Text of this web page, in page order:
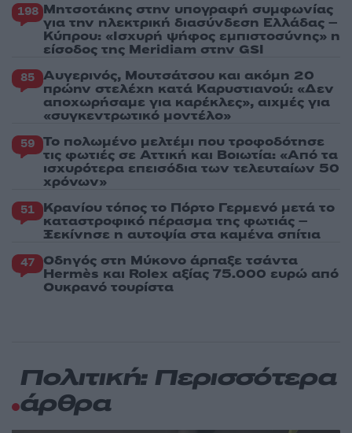
198 Μητσοτάκης στην υπογραφή συμφωνίας
για την ηλεκτρική διασύνδεση Ελλάδας –
Κύπρου: «Ισχυρή ψήφος εμπιστοσύνης» η
είσοδος της Meridiam στην GSI
85 Αυγερινός, Μουτσάτσου και ακόμη 20
πρώην στελέχη κατά Καρυστιανού: «Δεν
αποχωρήσαμε για καρέκλες», αιχμές για
«συγκεντρωτικό μοντέλο»
59 Το πολωμένο μελτέμι που τροφοδότησε
τις φωτιές σε Αττική και Βοιωτία: «Από τα
ισχυρότερα επεισόδια των τελευταίων 50
χρόνων»
51 Κρανίου τόπος το Πόρτο Γερμενό μετά το
καταστροφικό πέρασμα της φωτιάς –
Ξεκίνησε η αυτοψία στα καμένα σπίτια
47 Οδηγός στη Μύκονο άρπαξε τσάντα
Hermès και Rolex αξίας 75.000 ευρώ από
Ουκρανό τουρίστα
Πολιτική: Περισσότερα
άρθρα